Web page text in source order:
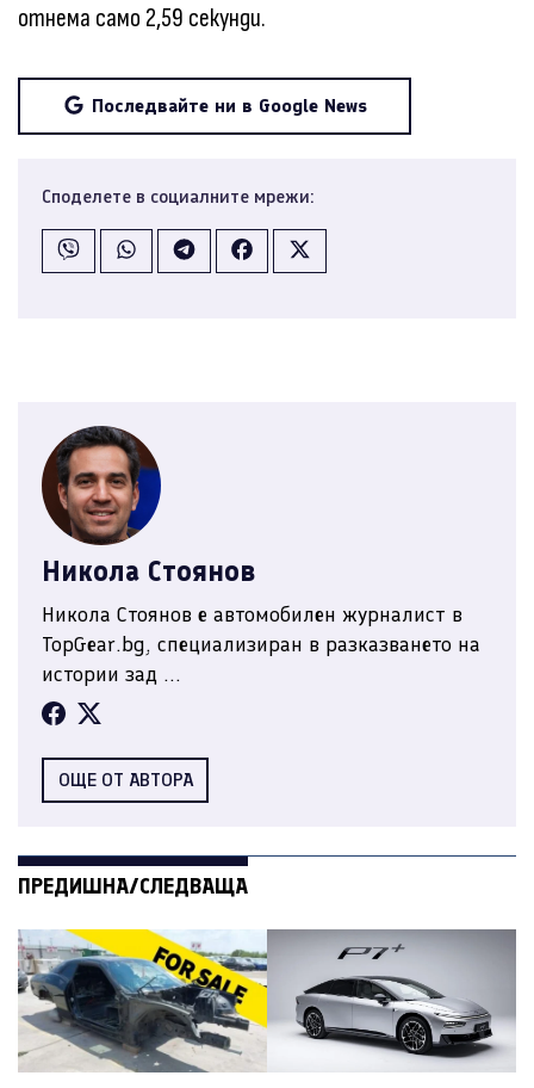
отнема само 2,59 секунди.
Последвайте ни в Google News
Споделете в социалните мрежи:
Никола Стоянов
Никола Стоянов е автомобилен журналист в
TopGear.bg, специализиран в разказването на
истории зад ...
ОЩЕ ОТ АВТОРА
ПРЕДИШНА/СЛЕДВАЩА